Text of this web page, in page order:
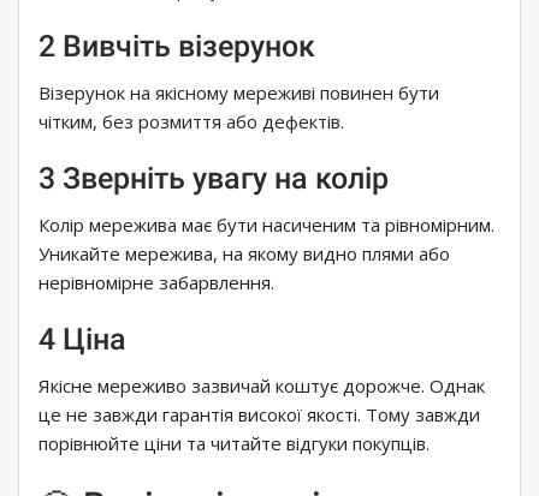
2 Вивчіть візерунок
Візерунок на якісному мереживі повинен бути
чітким, без розмиття або дефектів.
3 Зверніть увагу на колір
Колір мережива має бути насиченим та рівномірним.
Уникайте мережива, на якому видно плями або
нерівномірне забарвлення.
4 Ціна
Якісне мереживо зазвичай коштує дорожче. Однак
це не завжди гарантія високої якості. Тому завжди
порівнюйте ціни та читайте відгуки покупців.